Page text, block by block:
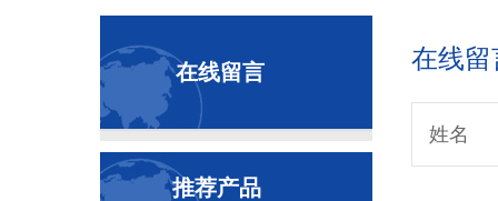
在线留言
推荐产品
在线留
姓名